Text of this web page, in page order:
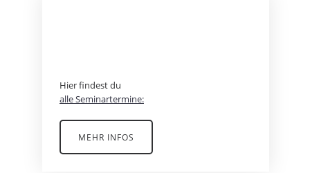
Hier findest du
alle Seminartermine:
MEHR INFOS